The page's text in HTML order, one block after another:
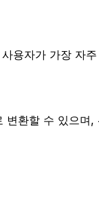
용자가 가장 자
환할 수 있으